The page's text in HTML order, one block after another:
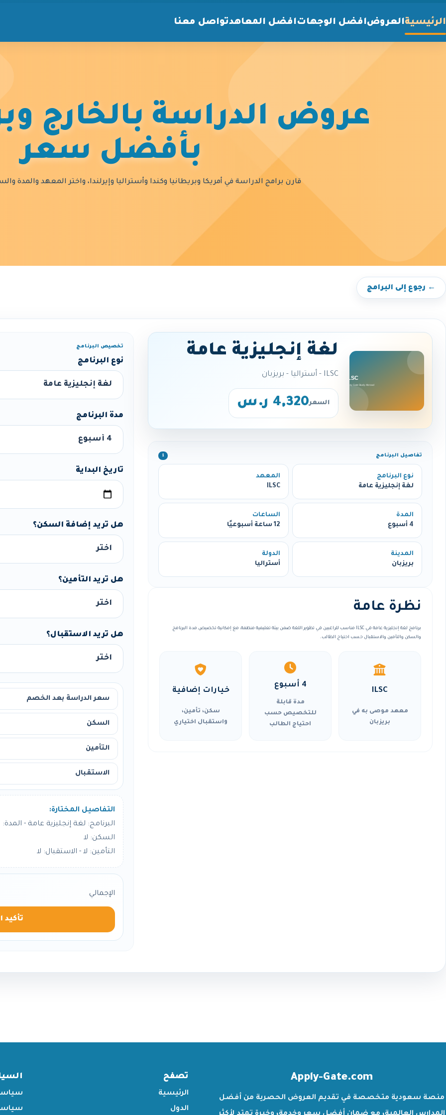
الرئيسيةالعروضافضل الوجهاتافضل المعاهدتواصل معنا
عروض الدراسة بالخارج
بأفضل سعر
قارن برامج الدراسة في أمريكا وبريطانيا وكندا وأستراليا وإيرلندا، واختر المعهد والمدة
← رجوع إلى البرامج
لغة إنجليزية عامة
ILSC - أستراليا - بريزبان
السعر4,320 ر.س
تفاصيل البرنامج ℹ️
نوع البرنامج
لغة إنجليزية عامة
المعهد
ILSC
المدة
4 أسبوع
الساعات
12 ساعة أسبوعيًا
المدينة
بريزبان
الدولة
أستراليا
نظرة عامة
برنامج لغة إنجليزية عامة في ILSC مناسب للراغبين في تطوير اللغة ضمن بيئة تعليمية منظمة، مع إمكانية تخصيص مدة البرنامج
والسكن والتأمين والاستقبال حسب احتياج الطالب.
ILSC
معهد موصى به في
بريزبان
4 أسبوع
مدة قابلة
للتخصيص حسب
احتياج الطالب
خيارات إضافية
سكن، تأمين،
واستقبال اختياري
تخصيص البرنامج
نوع البرنامج
مدة البرنامج
تاريخ البداية
هل تريد إضافة السكن؟
هل تريد التأمين؟
هل تريد الاستقبال؟
سعر الدراسة بعد الخصم
السكن
التأمين
الاستقبال
التفاصيل المختارة:
البرنامج: لغة إنجليزية عامة - المدة: 4 أسبوع
السكن: لا
التأمين: لا - الاستقبال: لا
الإجمالي
تأكيد
Apply-Gate.com
منصة سعودية متخصصة في تقديم العروض الحصرية من أفضل
تصفح
الرئيسية
الدول